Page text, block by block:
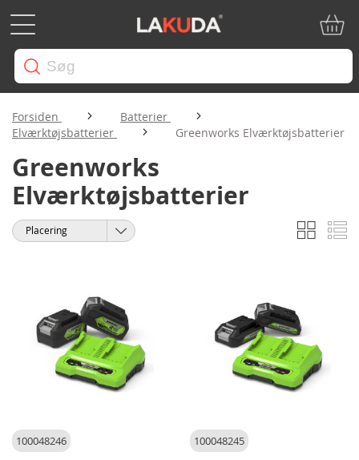
Forsiden
Batterier
Elværktøjsbatterier
Greenworks Elværktøjsbatterier
Greenworks
Elværktøjsbatterier
Vis
som
Gitter
Sorter
100048246 100048245